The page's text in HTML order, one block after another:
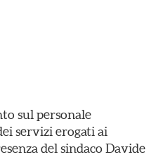
sul personale
servizi erogati ai
del sindaco Davide